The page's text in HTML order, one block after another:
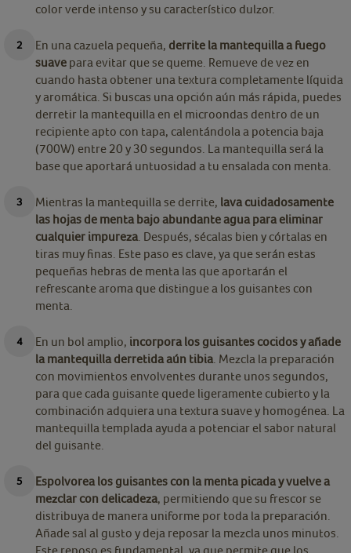
color verde intenso y su característico dulzor.
En una cazuela pequeña, derrite la mantequilla a fuego
suave para evitar que se queme. Remueve de vez en
cuando hasta obtener una textura completamente líquida
y aromática. Si buscas una opción aún más rápida, puedes
derretir la mantequilla en el microondas dentro de un
recipiente apto con tapa, calentándola a potencia baja
(700W) entre 20 y 30 segundos. La mantequilla será la
base que aportará untuosidad a tu ensalada con menta.
Mientras la mantequilla se derrite, lava cuidadosamente
las hojas de menta bajo abundante agua para eliminar
cualquier impureza . Después, sécalas bien y córtalas en
tiras muy finas. Este paso es clave, ya que serán estas
pequeñas hebras de menta las que aportarán el
refrescante aroma que distingue a los guisantes con
menta.
En un bol amplio, incorpora los guisantes cocidos y añade
la mantequilla derretida aún tibia . Mezcla la preparación
con movimientos envolventes durante unos segundos,
para que cada guisante quede ligeramente cubierto y la
combinación adquiera una textura suave y homogénea. La
mantequilla templada ayuda a potenciar el sabor natural
del guisante.
Espolvorea los guisantes con la menta picada y vuelve a
mezclar con delicadeza, permitiendo que su frescor se
distribuya de manera uniforme por toda la preparación.
Añade sal al gusto y deja reposar la mezcla unos minutos.
Este reposo es fundamental, ya que permite que los